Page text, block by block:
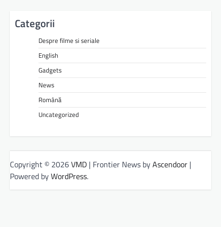
Categorii
Despre filme si seriale
English
Gadgets
News
Română
Uncategorized
Copyright © 2026VMD | Frontier News byAscendoor |
Powered byWordPress.